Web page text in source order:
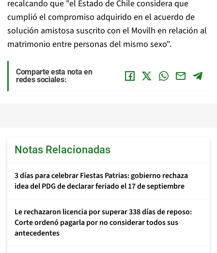
recalcando que "el Estado de Chile considera que
cumplió el compromiso adquirido en el acuerdo de
solución amistosa suscrito con el Movilh en relación al
matrimonio entre personas del mismo sexo".
Comparte esta nota en
redes sociales:
Notas Relacionadas
3 días para celebrar Fiestas Patrias: gobierno rechaza
idea del PDG de declarar feriado el 17 de septiembre
Le rechazaron licencia por superar 338 días de reposo:
Corte ordenó pagarla por no considerar todos sus
antecedentes